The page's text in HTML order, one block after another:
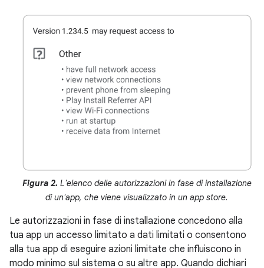
Figura 2. L'elenco delle autorizzazioni in fase di installazione
di un'app, che viene visualizzato in un app store.
Le autorizzazioni in fase di installazione concedono alla
tua app un accesso limitato a dati limitati o consentono
alla tua app di eseguire azioni limitate che influiscono in
modo minimo sul sistema o su altre app. Quando dichiari